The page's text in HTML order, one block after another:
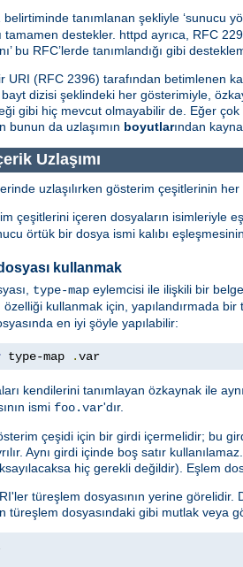
tanımlanan şekliyle ‘sunucu
tamamen destekler. httpd ayrıca, RFC
bu RFC’lerde tanımlandığı gibi
URI (RFC 2396) tarafından betimlenen
bayt dizisi şeklindeki her gösterimiyle,
gibi hiç mevcut olmayabilir de. Eğer
bunun da uzlaşımın boyutlarından
Uzlaşımı
uzlaşılırken gösterim çeşitlerinin
çeşitlerini içeren dosyaların isimleriyle
örtük bir dosya ismi kalıbı
kullanmak
type-map eylemcisi ile ilişkili bir
kullanmak için, yapılandırmada
en iyi şöyle yapılabilir:
type-map .var
kendilerini tanımlayan özkaynak ile
ismi foo.var'dır.
çeşidi için bir girdi içermelidir; bu
Aynı girdi içinde boş satır
hiç gerekli değildir). Eşlem
türeşlem dosyasının yerine görelidir.
türeşlem dosyasındaki gibi mutlak veya